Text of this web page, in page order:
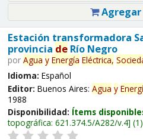
Estación transformadora
provincia deRío Negro
por Agua y Energía Eléctrica,
Idioma: Español
Editor: Buenos Aires: Agua y
1988
Disponibilidad: Ítems
topográfica: 621.374.5/A282/v.4